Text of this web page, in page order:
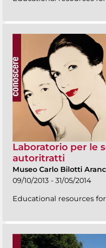
Laboratorio per le
autoritratti
Museo Carlo Bilotti
09/10/2013 - 31/05/2014
Educational resources